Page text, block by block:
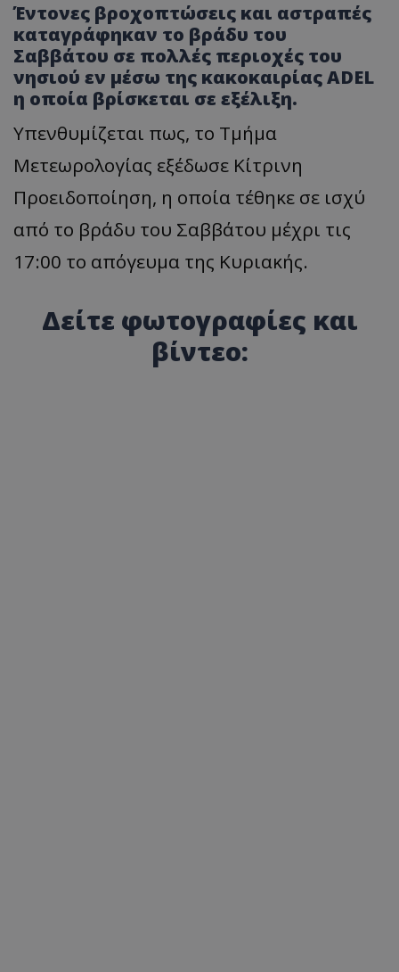
Έντονες βροχοπτώσεις και αστραπές
καταγράφηκαν το βράδυ του
Σαββάτου σε πολλές περιοχές του
νησιού εν μέσω της κακοκαιρίας ADEL
η οποία βρίσκεται σε εξέλιξη.
Υπενθυμίζεται πως, το Τμήμα
Μετεωρολογίας εξέδωσε Κίτρινη
Προειδοποίηση, η οποία τέθηκε σε ισχύ
από το βράδυ του Σαββάτου μέχρι τις
17:00 το απόγευμα της Κυριακής.
Δείτε φωτογραφίες και
βίντεο: